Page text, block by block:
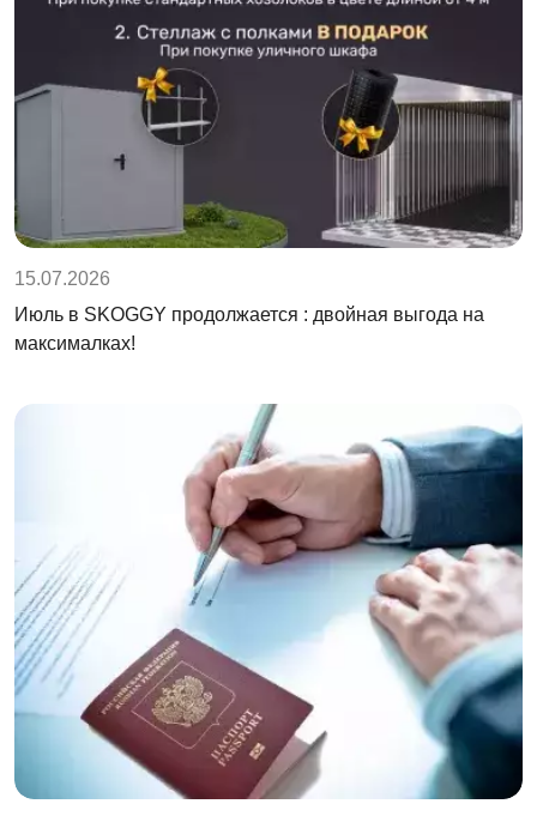
15.07.2026
Июль в SKOGGY продолжается : двойная выгода на
максималках!